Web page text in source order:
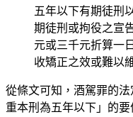
五年以下有期徒刑
期徒刑或拘役之宣
元或三千元折算一
收矯正之效或難以
從條文可知，酒駕罪的
重本刑為五年以下」的